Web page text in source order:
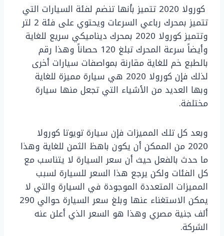
كورولا 2020 تتميز بأنها تنضم لفئة السيارات التي
تتميز بمحرك رباعي السرعات ويحتوي على فئة 2 لتر
وتتميز كورولا 2020 بمحرك ديناميكي سريع للغاية
وأيضاً سرعة المحرك تبلغ 120 حصاناً وهذا رقم
بالطبع خم للغاية مقارنة بمواصفات سيارات أخرى
لذلك فإن كورولا 2020 هي سيارة مميزة للغاية
وبها العديد من الأشياء التي تجعل منها سيارة
مختلفة.
وبعد كل تلك المميزات فإن سيارة تويوتا كورولا
2020 من الممكن أن يكون باهظ الثمن للغاية وهذا
ما حدث بالفعل حيث أن سعر السيارة لا يتناسب مع
كل الفئات ولكن يرجع هذا السعر للسيارة لسبب
المميزات المتعددة الموجودة في السيارة والتي لا
يمكن الاستغناء عنها وبلغ سعر السيارة حوالي 290
ألف جنية مصري وهذا هو السعر الذي أعلن عنه
الشركة.